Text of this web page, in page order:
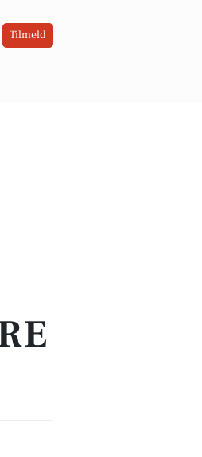
Tilmeld